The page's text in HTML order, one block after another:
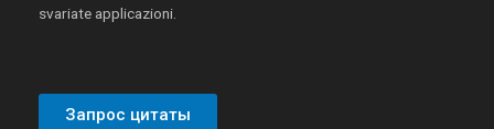
svariate applicazioni.
Запрос цитаты